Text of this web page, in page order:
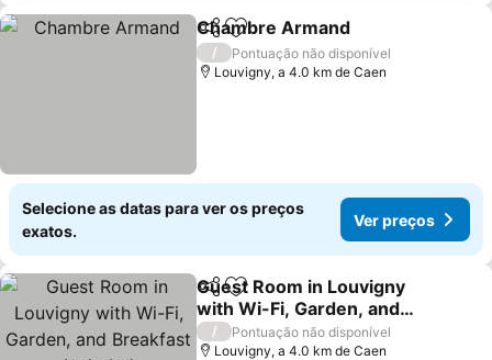
PartilharAdicionar aos favoritos
Chambre Armand
/
Pontuação não disponível
Louvigny, a 4.0 km de Caen
Selecione as datas para ver os preços
exatos.
Ver preços
PartilharAdicionar aos favoritos
Guest Room in Louvigny
with Wi-Fi, Garden, and
Breakfast Included
/
Pontuação não disponível
Louvigny, a 4.0 km de Caen